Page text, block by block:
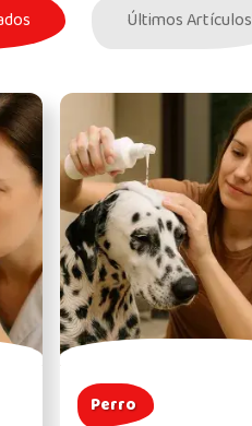
Últimos Artículos
Perro